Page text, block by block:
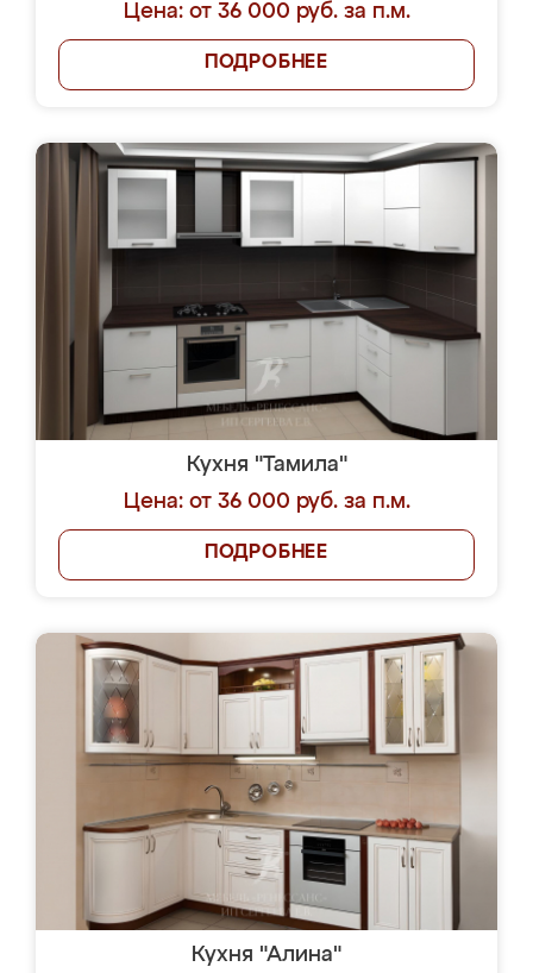
Цена: от 36 000 руб. за п.м.
ПОДРОБНЕЕ
Кухня "Тамила"
Цена: от 36 000 руб. за п.м.
ПОДРОБНЕЕ
Кухня "Алина"